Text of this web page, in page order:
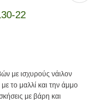
22
με ισχυρούς νάιλον
το μαλλί και την άμμο
με βάρη και